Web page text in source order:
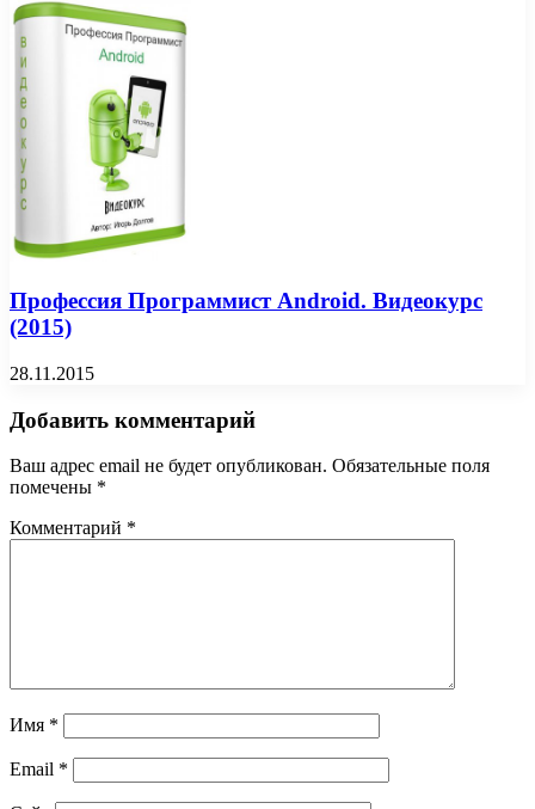
Профессия Программист Android. Видеокурс
(2015)
28.11.2015
Добавить комментарий
Ваш адрес email не будет опубликован. Обязательные поля
помечены *
Комментарий *
Имя *
Email *